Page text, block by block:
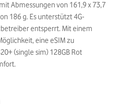
Abmessungen von 161,9 x 73,7
186 g. Es unterstützt 4G-
entsperrt. Mit einem
eine eSIM zu
(single sim) 128GB Rot